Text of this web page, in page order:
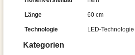
Kategorien
Länge 60 cm
Technologie LED-Technologie